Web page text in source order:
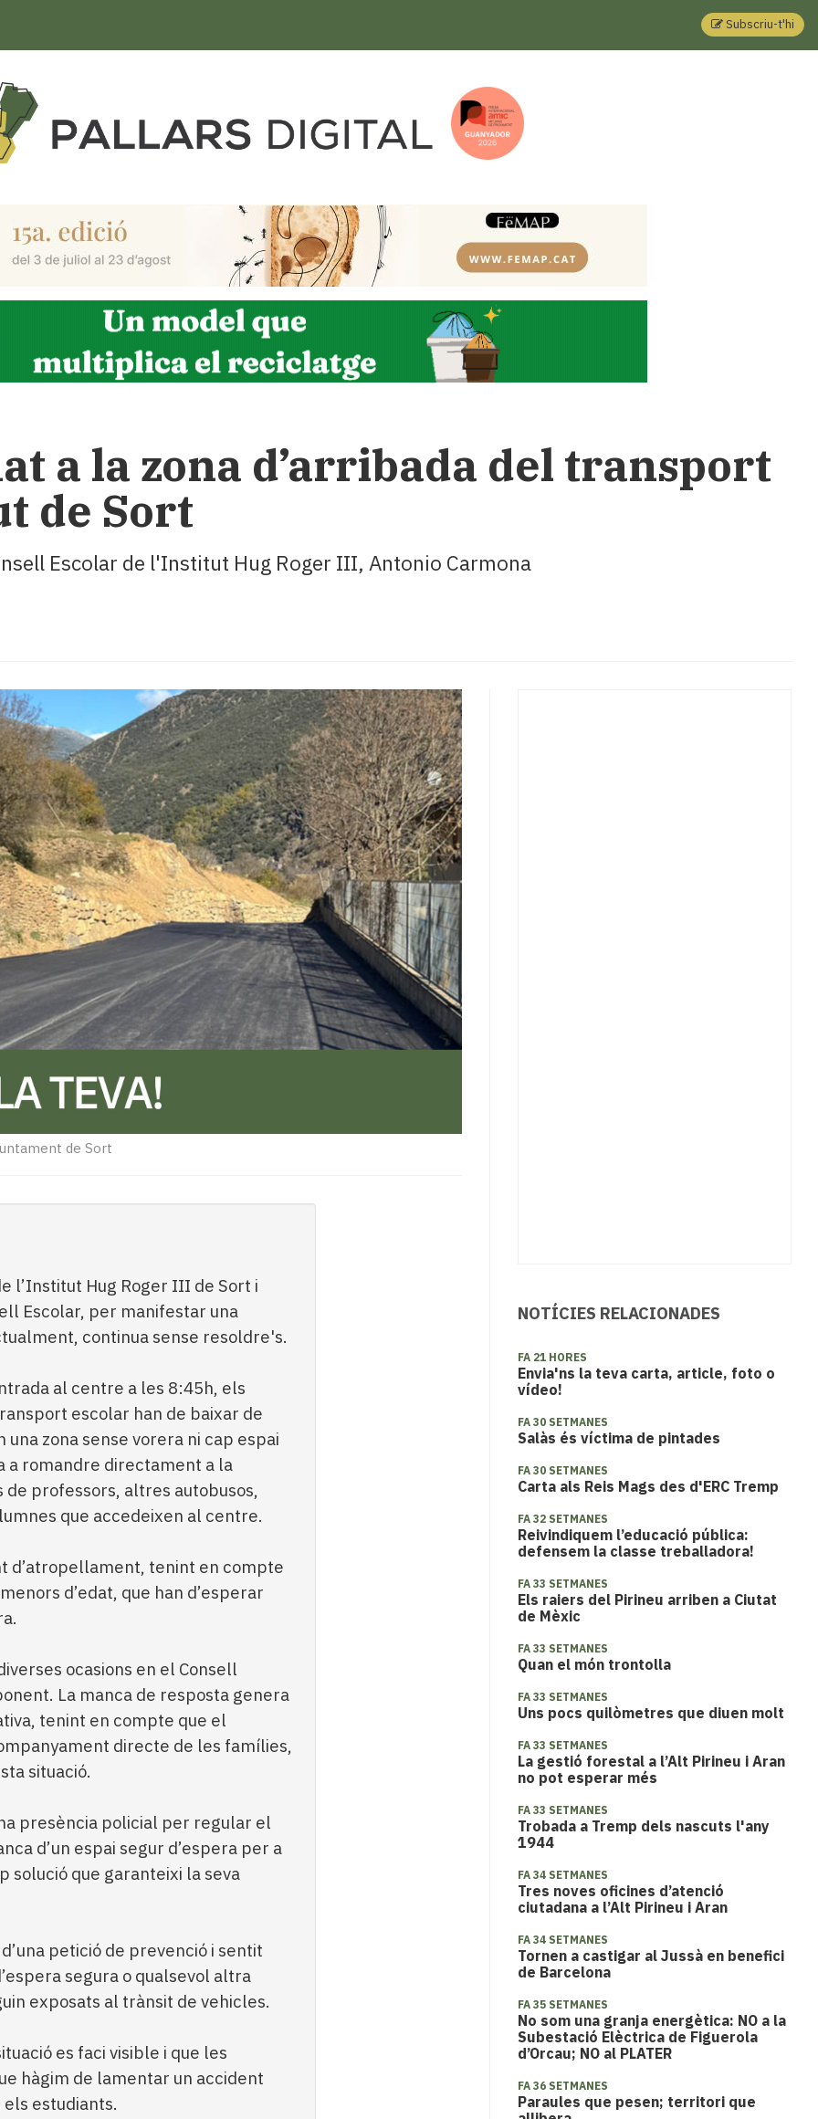
Subscriu-t'hi
a la zona d’arribada del transport
de Sort
Escolar de l'Institut Hug Roger III, Antonio Carmona
de Sort
l’Institut Hug Roger III de Sort i
Escolar, per manifestar una
continua sense resoldre's.
al centre a les 8:45h, els
escolar han de baixar de
una zona sense vorera ni cap espai
a romandre directament a la
professors, altres autobusos,
que accedeixen al centre.
d’atropellament, tenint en compte
d’edat, que han d’esperar
ocasions en el Consell
La manca de resposta genera
tenint en compte que el
directe de les famílies,
situació.
presència policial per regular el
d’un espai segur d’espera per a
solució que garanteixi la seva
petició de prevenció i sentit
segura o qualsevol altra
exposats al trànsit de vehicles.
es faci visible i que les
hàgim de lamentar un accident
estudiants.
NOTÍCIES RELACIONADES
FA 21 HORES
Envia'ns la teva carta, article, foto o
vídeo!
FA 30 SETMANES
Salàs és víctima de pintades
FA 30 SETMANES
Carta als Reis Mags des d'ERC Tremp
FA 32 SETMANES
Reivindiquem l’educació pública:
defensem la classe treballadora!
FA 33 SETMANES
Els raiers del Pirineu arriben a Ciutat
de Mèxic
FA 33 SETMANES
Quan el món trontolla
FA 33 SETMANES
Uns pocs quilòmetres que diuen molt
FA 33 SETMANES
La gestió forestal a l’Alt Pirineu i Aran
no pot esperar més
FA 33 SETMANES
Trobada a Tremp dels nascuts l'any
1944
FA 34 SETMANES
Tres noves oficines d’atenció
ciutadana a l’Alt Pirineu i Aran
FA 34 SETMANES
Tornen a castigar al Jussà en benefici
de Barcelona
FA 35 SETMANES
No som una granja energètica: NO a la
Subestació Elèctrica de Figuerola
d’Orcau; NO al PLATER
FA 36 SETMANES
Paraules que pesen; territori que